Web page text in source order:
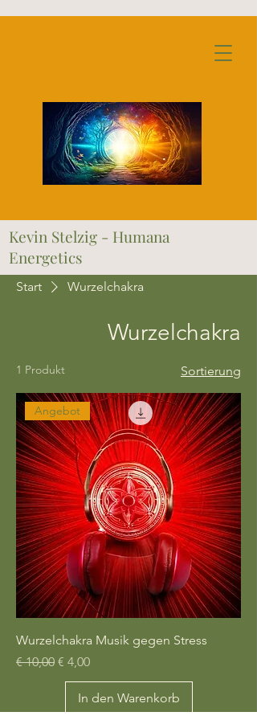
Kevin Stelzig - Humana
Energetics
Start Wurzelchakra
Wurzelchakra
1 Produkt Sortierung
Angebot
Wurzelchakra Musik gegen Stress
Standardpreis
€ 10,00 Sale-Preis
€ 4,00
In den Warenkorb